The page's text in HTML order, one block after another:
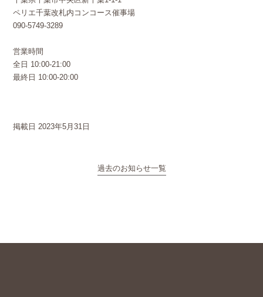
ペリエ千葉改札内コンコース催事場
090-5749-3289
営業時間
全日 10:00-21:00
最終日 10:00-20:00
掲載日 2023年5月31日
過去のお知らせ一覧